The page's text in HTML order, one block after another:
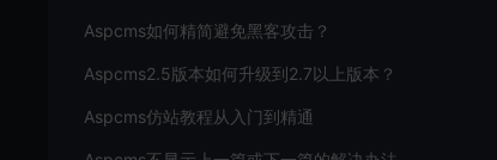
Aspcms如何精简避免黑客攻击？
Aspcms2.5版本如何升级到2.7以上版本？
Aspcms仿站教程从入门到精通